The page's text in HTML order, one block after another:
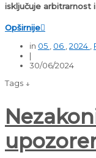
isključuje arbitrarnost
Opširnije
in 05 06 2024
|
30/06/2024
Tags ↓